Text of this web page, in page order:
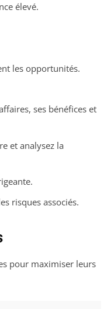
élevé.
les opportunités.
ses bénéfices et
et analysez la
risques associés.
pour maximiser leurs